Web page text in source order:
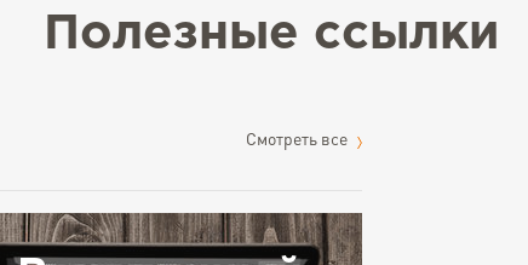
Полезные ссылки
Cмотреть все